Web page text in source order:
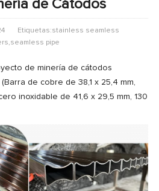
de Cátodos
Etiquetas:stainless seamless
pipe
de minería de cátodos
de cobre de 38,1 x 25,4 mm,
inoxidable de 41,6 x 29,5 mm, 130